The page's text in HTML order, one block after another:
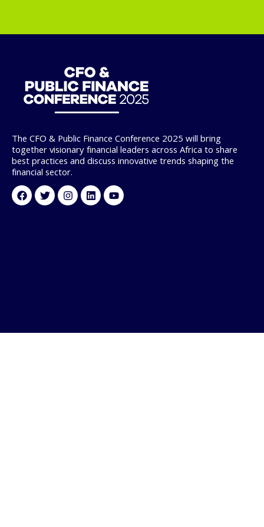
The CFO & Public Finance Conference 2025 will bring
together visionary financial leaders across Africa to share
best practices and discuss innovative trends shaping the
financial sector.
Facebook
TwitterInstagram
LinkedinYoutube